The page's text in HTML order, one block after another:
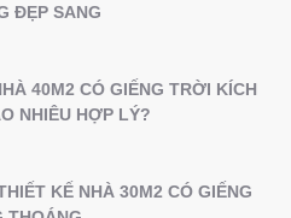
ĐẸP SANG
40M2 CÓ GIẾNG TRỜI KÍCH
NHIÊU HỢP LÝ?
KẾ NHÀ 30M2 CÓ GIẾNG